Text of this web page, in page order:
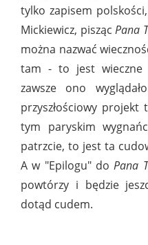
tylko zapisem
Mickiewicz, piszącPana
można nazwać
tam - to jest wieczne
zawsze ono
przyszłościowy
tym paryskim
patrzcie, to jest ta
A w "Epilogu" do Pana
powtórzy i będzie
dotąd cudem.